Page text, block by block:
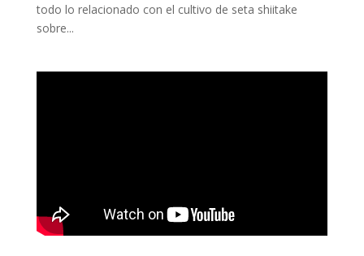
todo lo relacionado con el cultivo de seta shiitake
sobre...